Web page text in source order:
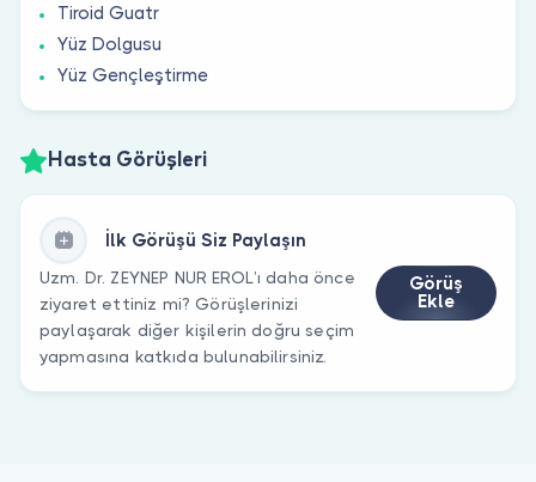
Tiroid Guatr
Yüz Dolgusu
Yüz Gençleştirme
Hasta Görüşleri
İlk Görüşü Siz Paylaşın
Uzm. Dr. ZEYNEP NUR EROL’ı daha önce
ziyaret ettiniz mi? Görüşlerinizi
paylaşarak diğer kişilerin doğru seçim
yapmasına katkıda bulunabilirsiniz.
Görüş
Ekle